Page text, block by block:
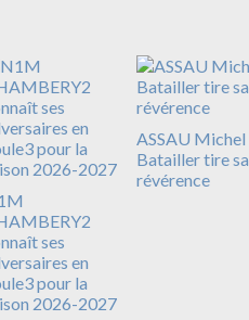
ses
en
pour la
2026-2027
ASSAU Michel
Batailler tire sa
révérence